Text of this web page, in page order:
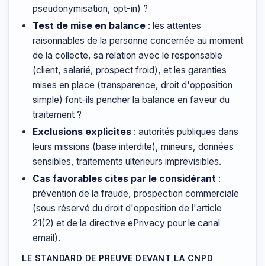
pseudonymisation, opt-in) ?
Test de mise en balance : les attentes
raisonnables de la personne concernée au moment
de la collecte, sa relation avec le responsable
(client, salarié, prospect froid), et les garanties
mises en place (transparence, droit d'opposition
simple) font-ils pencher la balance en faveur du
traitement ?
Exclusions explicites : autorités publiques dans
leurs missions (base interdite), mineurs, données
sensibles, traitements ulterieurs imprevisibles.
Cas favorables cites par le considérant :
prévention de la fraude, prospection commerciale
(sous réservé du droit d'opposition de l'article
21(2) et de la directive ePrivacy pour le canal
email).
LE STANDARD DE PREUVE DEVANT LA CNPD